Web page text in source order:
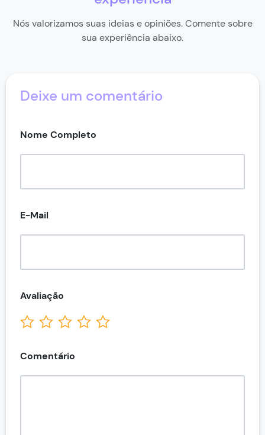
Nós valorizamos suas ideias e opiniões. Comente sobre
sua experiência abaixo.
Deixe um comentário
Nome Completo
E-Mail
Avaliação
Comentário